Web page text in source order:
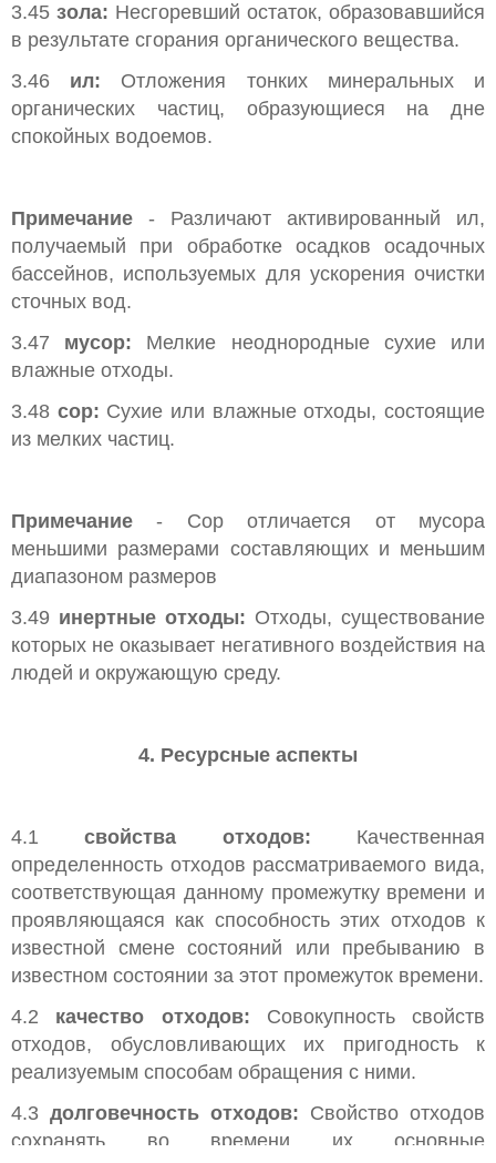
3.45 зола: Несгоревший остаток, образовавшийся
в результате сгорания органического вещества.
3.46 ил: Отложения тонких минеральных и
органических частиц, образующиеся на дне
спокойных водоемов.
Примечание - Различают активированный ил,
получаемый при обработке осадков осадочных
бассейнов, используемых для ускорения очистки
сточных вод.
3.47 мусор: Мелкие неоднородные сухие или
влажные отходы.
3.48 сор: Сухие или влажные отходы, состоящие
из мелких частиц.
Примечание - Сор отличается от мусора
меньшими размерами составляющих и меньшим
диапазоном размеров
3.49 инертные отходы: Отходы, существование
которых не оказывает негативного воздействия на
людей и окружающую среду.
4. Ресурсные аспекты
4.1свойства отходов: Качественная
определенность отходов рассматриваемого вида,
соответствующая данному промежутку времени и
проявляющаяся как способность этих отходов к
известной смене состояний или пребыванию в
известном состоянии за этот промежуток времени.
4.2 качество отходов: Совокупность свойств
отходов, обусловливающих их пригодность к
реализуемым способам обращения с ними.
4.3 долговечность отходов: Свойство отходов
сохранять во времени их основные